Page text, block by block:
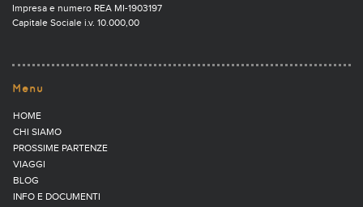
Impresa e numero REA MI-1903197
Capitale Sociale i.v. 10.000,00
Menu
HOME
CHI SIAMO
PROSSIME PARTENZE
VIAGGI
BLOG
INFO E DOCUMENTI